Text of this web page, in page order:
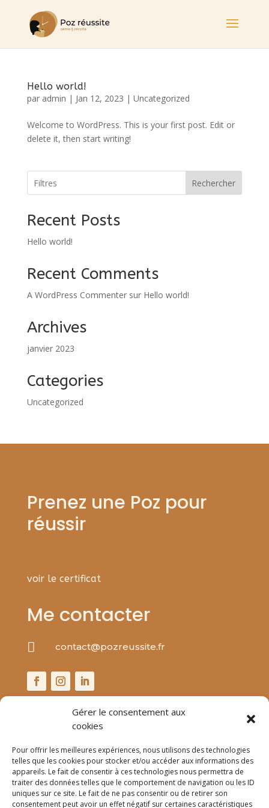
Gérer le consentement aux
cookies
Pour offrir les meilleures expériences, nous utilisons des technologies
telles que les cookies pour stocker et/ou accéder aux informations des
appareils. Le fait de consentir à ces technologies nous permettra de
traiter des données telles que le comportement de navigation ou les ID
uniques sur ce site. Le fait de ne pas consentir ou de retirer son
consentement peut avoir un effet négatif sur certaines caractéristiques
Hello world!
par admin | Jan 12, 2023 | Uncategorized
Welcome to WordPress. This is your first post. Edit or
delete it, then start writing!
Rechercher
Recent Posts
Hello world!
Recent Comments
A WordPress Commentersur Hello world!
Archives
janvier 2023
Categories
Uncategorized
Prenez une Poz pour
réussir
voir le certificat
Me contacter
 contact@pozreussite.fr